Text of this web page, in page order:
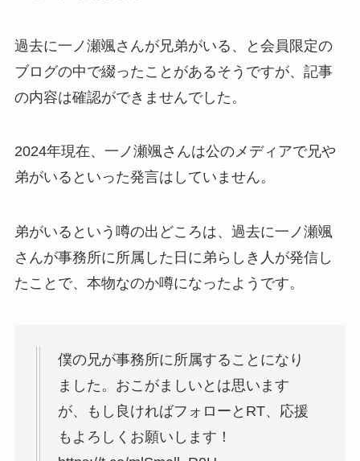
過去に一ノ瀬颯さんが兄弟がいる、と会員限定の
ブログの中で綴ったことがあるそうですが、記事
の内容は確認ができませんでした。
2024年現在、一ノ瀬颯さんは公のメディアで兄や
弟がいるといった発言はしていません。
弟がいるという噂の出どころは、過去に一ノ瀬颯
さんが事務所に所属した日に弟らしき人が発信し
たことで、本物なのか噂になったようです。
僕の兄が事務所に所属することになり
ました。おこがましいとは思います
が、もし良ければフォローとRT、応援
もよろしくお願いします！